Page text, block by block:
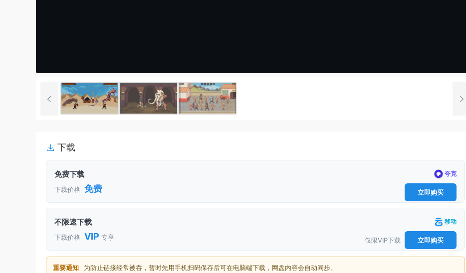
下载
免费下载 夸克
下载价格 免费 立即购买
不限速下载 移动
下载价格 VIP 专享 仅限VIP下载 立即购买
重要通知 为防止链接经常被吞，暂时先用手机扫码保存后可在电脑端下载，网盘内容会自动同步。